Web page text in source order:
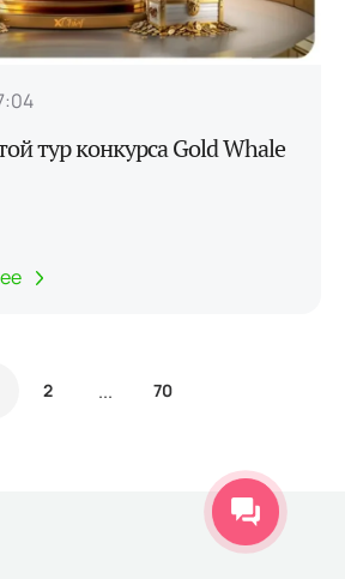
тур конкурса Gold Whale
2 ... 70